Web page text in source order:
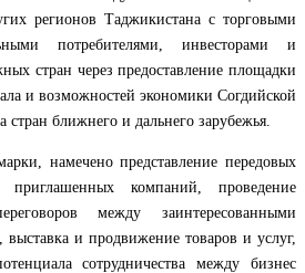
регионов Таджикистана с торговыми
потребителями, инвесторами и
стран через предоставление площадки
и возможностей экономики Согдийской
стран ближнего и дальнего зарубежья.
намечено представление передовых
компаний, проведение
между заинтересованными
и продвижение товаров и услуг,
сотрудничества между бизнес